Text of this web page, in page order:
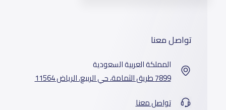
تواصل معنا
المملكة العربية السعودية
7899 طريق الثمامة، حي الربيع، الرياض 11564
تواصل معنا